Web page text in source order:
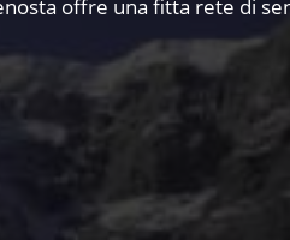
offre una fitta rete di